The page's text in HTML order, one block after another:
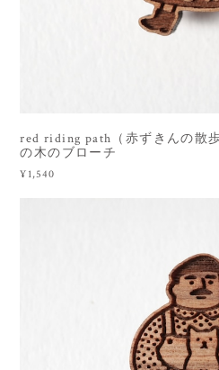
red riding path（赤ずきんの散
の木のブローチ
¥1,540